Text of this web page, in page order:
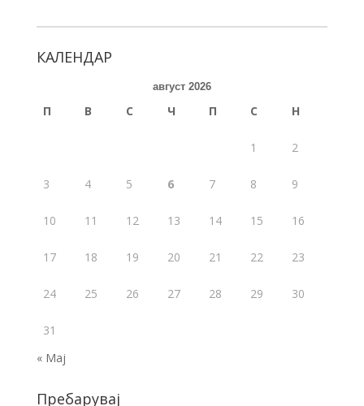
e
b
itt
er
ai ar
КАЛЕНДАР
август 2026
П В С Ч П С Н
1 2
3 4 5 6 7 8 9
10 11 12 13 14 15 16
17 18 19 20 21 22 23
24 25 26 27 28 29 30
31
« Мај
Пребарувај